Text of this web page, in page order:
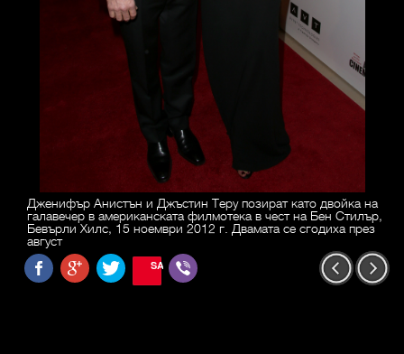
Дженифър Анистън и Джъстин Теру позират като двойка на
галавечер в американската филмотека в чест на Бен Стилър,
Бевърли Хилс, 15 ноември 2012 г. Двамата се сгодиха през
август
SAVE